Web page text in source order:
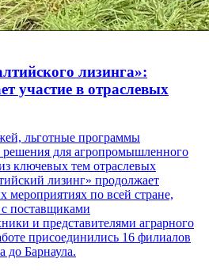
лизинга»:
участие в отраслевых
льготные программы
для агропромышленного
ключевых тем отраслевых
лизинг» продолжает
мероприятиях по всей стране,
с поставщиками
и представителями аграрного
присоединились 16 филиалов
до Барнаула.